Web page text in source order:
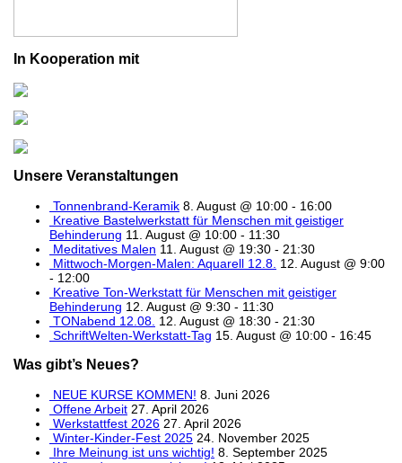
In Kooperation mit
Unsere Veranstaltungen
Tonnenbrand-Keramik 8. August @ 10:00 - 16:00
Kreative Bastelwerkstatt für Menschen mit geistiger
Behinderung 11. August @ 10:00 - 11:30
Meditatives Malen 11. August @ 19:30 - 21:30
Mittwoch-Morgen-Malen: Aquarell 12.8. 12. August @ 9:00
- 12:00
Kreative Ton-Werkstatt für Menschen mit geistiger
Behinderung 12. August @ 9:30 - 11:30
TONabend 12.08. 12. August @ 18:30 - 21:30
SchriftWelten-Werkstatt-Tag 15. August @ 10:00 - 16:45
Was gibt’s Neues?
NEUE KURSE KOMMEN! 8. Juni 2026
Offene Arbeit 27. April 2026
Werkstattfest 2026 27. April 2026
Winter-Kinder-Fest 2025 24. November 2025
Ihre Meinung ist uns wichtig! 8. September 2025